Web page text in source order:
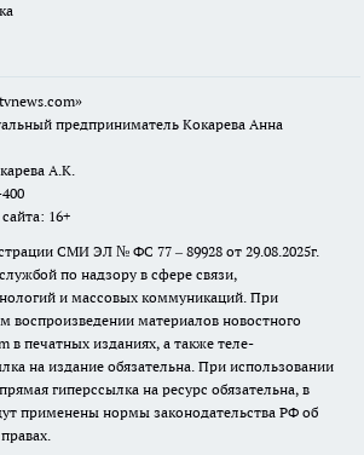
предприниматель Кокарева Анна
А.К.
16+
СМИ ЭЛ № ФС 77 – 89928 от 29.08.2025г.
по надзору в сфере связи,
и массовых коммуникаций. При
воспроизведении материалов новостного
в печатных изданиях, а также теле-
на издание обязательна. При использовании
гиперссылка на ресурс обязательна, в
применены нормы законодательства РФ об